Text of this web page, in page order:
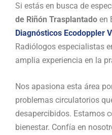
Si estás en busca de
de Riñón Trasplantado en
Diagnósticos Ecodoppler
Radiólogos especialistas
amplia experiencia en la
Nos apasiona esta área
problemas circulatorios
desapercibidos. Estamos
bienestar. Confía en